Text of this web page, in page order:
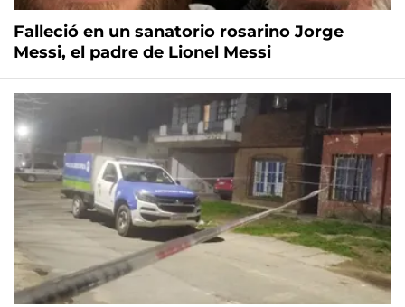
Falleció en un sanatorio rosarino Jorge
Messi, el padre de Lionel Messi